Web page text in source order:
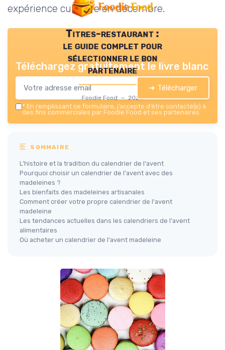
expérience culinaire en décembre.
Titres-restaurant :
le guide complet pour
sélectionner le bon
partenaire
Foodie Food — 2026
Téléchargez gratuitement le livre blanc
➔ Télécharger
* En remplissant ce formulaire, j’accepte d’être contacté(e) à
des fins commerciales par Foodie Food et ses partenaires.
SOMMAIRE
L'histoire et la tradition du calendrier de l'avent
Pourquoi choisir un calendrier de l'avent avec des
madeleines ?
Les bienfaits des madeleines artisanales
Comment créer votre propre calendrier de l'avent
madeleine
Les tendances actuelles dans les calendriers de l'avent
alimentaires
Où acheter un calendrier de l'avent madeleine